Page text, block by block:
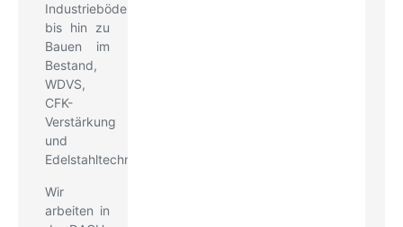
Industrieböden
bis hin zu
Bauen im
Bestand,
WDVS,
CFK-
Verstärkung
und
Edelstahltechnik.
Wir
arbeiten in